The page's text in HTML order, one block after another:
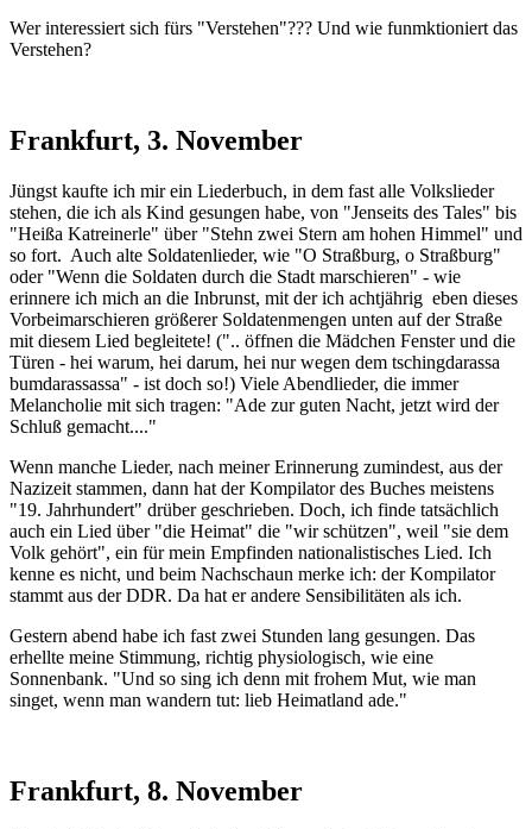
Wer interessiert sich fürs "Verstehen"??? Und wie funmktioniert das
Verstehen?
Frankfurt, 3. November
Jüngst kaufte ich mir ein Liederbuch, in dem fast alle Volkslieder
stehen, die ich als Kind gesungen habe, von "Jenseits des Tales" bis
"Heißa Katreinerle" über "Stehn zwei Stern am hohen Himmel" und
so fort. Auch alte Soldatenlieder, wie "O Straßburg, o Straßburg"
oder "Wenn die Soldaten durch die Stadt marschieren" - wie
erinnere ich mich an die Inbrunst, mit der ich achtjährig eben dieses
Vorbeimarschieren größerer Soldatenmengen unten auf der Straße
mit diesem Lied begleitete! (".. öffnen die Mädchen Fenster und die
Türen - hei warum, hei darum, hei nur wegen dem tschingdarassa
bumdarassassa" - ist doch so!) Viele Abendlieder, die immer
Melancholie mit sich tragen: "Ade zur guten Nacht, jetzt wird der
Schluß gemacht...."
Wenn manche Lieder, nach meiner Erinnerung zumindest, aus der
Nazizeit stammen, dann hat der Kompilator des Buches meistens
"19. Jahrhundert" drüber geschrieben. Doch, ich finde tatsächlich
auch ein Lied über "die Heimat" die "wir schützen", weil "sie dem
Volk gehört", ein für mein Empfinden nationalistisches Lied. Ich
kenne es nicht, und beim Nachschaun merke ich: der Kompilator
stammt aus der DDR. Da hat er andere Sensibilitäten als ich.
Gestern abend habe ich fast zwei Stunden lang gesungen. Das
erhellte meine Stimmung, richtig physiologisch, wie eine
Sonnenbank. "Und so sing ich denn mit frohem Mut, wie man
singet, wenn man wandern tut: lieb Heimatland ade."
Frankfurt, 8. November